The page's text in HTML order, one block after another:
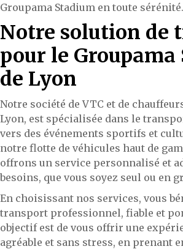
Groupama Stadium en toute sérénité.
Notre solution de
pour le
de Lyon
Notre société de VTC et de
Lyon, est spécialisée dans le
vers des événements sportifs et
notre flotte de véhicules haut de
offrons un service personnalisé et
besoins, que vous soyez seul ou en
En choisissant nos services, vous
transport professionnel, fiable et
objectif est de vous offrir une
agréable et sans stress, en prenant